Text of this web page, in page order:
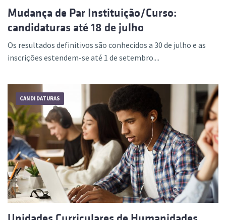
Mudança de Par Instituição/Curso:
candidaturas até 18 de julho
Os resultados definitivos são conhecidos a 30 de julho e as
inscrições estendem-se até 1 de setembro....
CANDIDATURAS